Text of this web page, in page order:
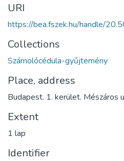
URI
https://bea.fszek.hu/handle/
Collections
Számolócédula-gyűjtemény
Place, address
Budapest. 1. kerület. Mészáros
Extent
1 lap
Identifier